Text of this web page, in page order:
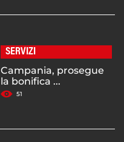
SERVIZI
Campania, prosegue
la bonifica ...
51